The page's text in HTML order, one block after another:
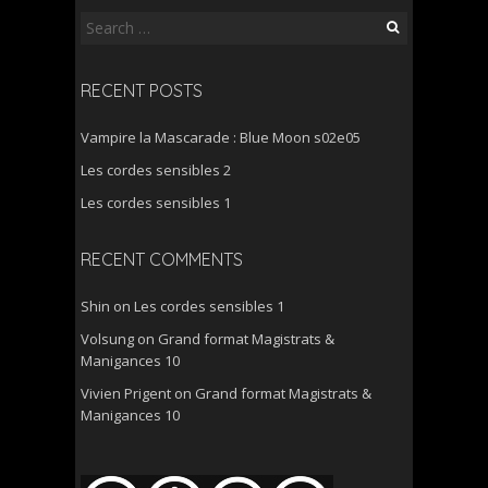
Search
RECENT POSTS
Vampire la Mascarade : Blue Moon s02e05
Les cordes sensibles 2
Les cordes sensibles 1
RECENT COMMENTS
Shin on Les cordes sensibles 1
Volsung on Grand format Magistrats &
Manigances 10
Vivien Prigent on Grand format Magistrats &
Manigances 10